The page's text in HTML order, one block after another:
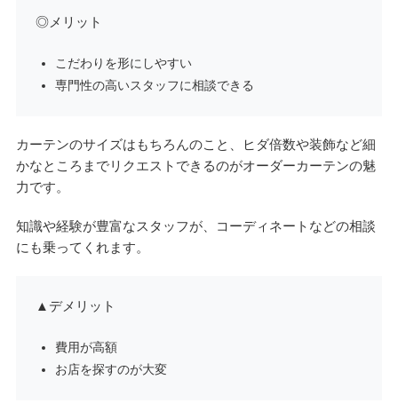
◎メリット
こだわりを形にしやすい
専門性の高いスタッフに相談できる
カーテンのサイズはもちろんのこと、ヒダ倍数や装飾など細
かなところまでリクエストできるのがオーダーカーテンの魅
力です。
知識や経験が豊富なスタッフが、コーディネートなどの相談
にも乗ってくれます。
▲デメリット
費用が高額
お店を探すのが大変